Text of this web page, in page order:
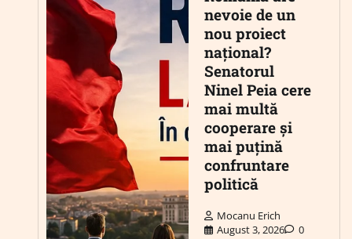
nevoie de un
nou proiect
național?
Senatorul
Ninel Peia cere
mai multă
cooperare și
mai puțină
confruntare
politică
Mocanu Erich
August 3, 2026
0